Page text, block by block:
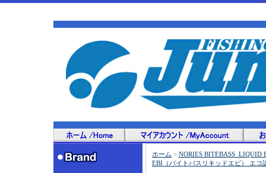
ホーム > NORIES BITEBASS_LIQUID
EBI（バイトバスリキッドエビ） エコ